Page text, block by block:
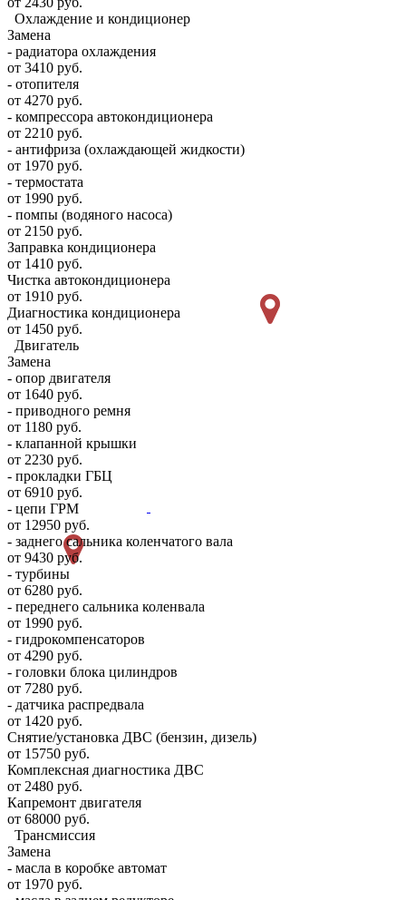
Охлаждение и кондиционер
Замена
- радиатора охлаждения
от 3410 руб.
- отопителя
от 4270 руб.
- компрессора автокондиционера
от 2210 руб.
- антифриза (охлаждающей жидкости)
от 1970 руб.
- термостата
от 1990 руб.
- помпы (водяного насоса)
от 2150 руб.
Заправка кондиционера
от 1410 руб.
Чистка автокондиционера
от 1910 руб.
Диагностика кондиционера
от 1450 руб.
Двигатель
Замена
- опор двигателя
от 1640 руб.
- приводного ремня
от 1180 руб.
- клапанной крышки
от 2230 руб.
- прокладки ГБЦ
от 6910 руб.
- цепи ГРМ
от 12950 руб.
- заднего сальника коленчатого вала
от 9430 руб.
- турбины
от 6280 руб.
- переднего сальника коленвала
от 1990 руб.
- гидрокомпенсаторов
от 4290 руб.
- головки блока цилиндров
от 7280 руб.
- датчика распредвала
от 1420 руб.
Снятие/установка ДВС (бензин, дизель)
от 15750 руб.
Комплексная диагностика ДВС
от 2480 руб.
Капремонт двигателя
от 68000 руб.
Трансмиссия
Замена
- масла в коробке автомат
от 1970 руб.